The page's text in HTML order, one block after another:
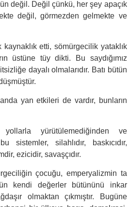
değil. Değil çünkü, her şey apaçık
değil, görmezden gelmekte ve
kaynaklık etti, sömürgecilik yataklık
üstüne tüy dikti. Bu saydığımız
dayalı olmalarıdır. Batı bütün
yan etkileri de vardır, bunların
yürütülemediğinden ve
sistemler, silahlıdır, baskıcıdır,
ezicidir, savaşçıdır.
çocuğu, emperyalizmin ta
kendi değerler bütününü inkar
olmaktan çıkmıştır. Bugüne